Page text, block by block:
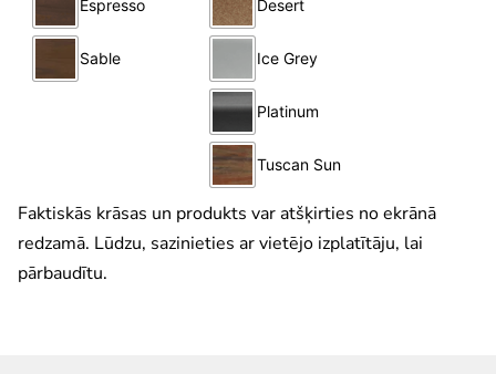
Faktiskās krāsas un produkts var atšķirties no ekrānā
redzamā. Lūdzu, sazinieties ar vietējo izplatītāju, lai
pārbaudītu.